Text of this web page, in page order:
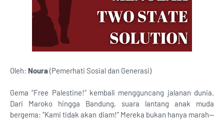
Oleh: Noura(Pemerhati Sosial dan Generasi)
Gema “Free Palestine!” kembali mengguncang jalanan dunia.
Dari Maroko hingga Bandung, suara lantang anak muda
bergema: “Kami tidak akan diam!” Mereka bukan hanya marah—